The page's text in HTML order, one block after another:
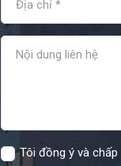
Tôi đồng ý và